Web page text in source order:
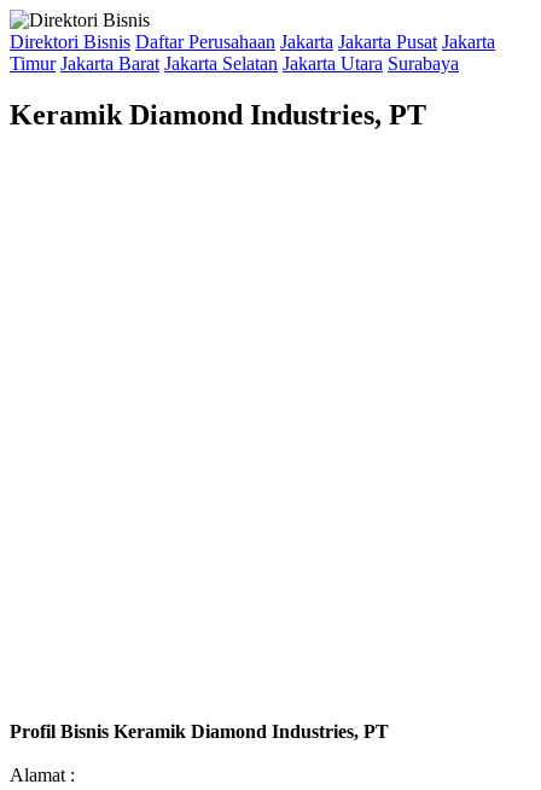
Direktori Bisnis Daftar Perusahaan Jakarta Jakarta Pusat Jakarta
Timur Jakarta Barat Jakarta Selatan Jakarta Utara Surabaya
Keramik Diamond Industries, PT
Profil Bisnis Keramik Diamond Industries, PT
Alamat :